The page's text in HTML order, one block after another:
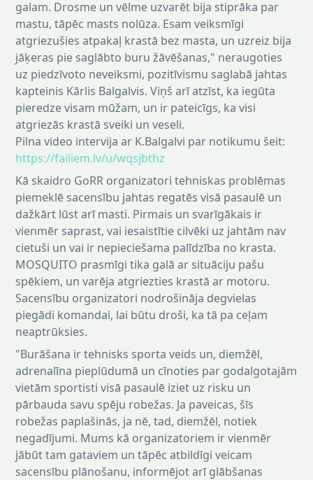
galam. Drosme un vēlme uzvarēt bija stiprāka par
mastu, tāpēc masts nolūza. Esam veiksmīgi
atgriezušies atpakaļ krastā bez masta, un uzreiz bija
jāķeras pie saglābto buru žāvēšanas," neraugoties
uz piedzīvoto neveiksmi, pozitīvismu saglabā jahtas
kapteinis Kārlis Balgalvis. Viņš arī atzīst, ka iegūta
pieredze visam mūžam, un ir pateicīgs, ka visi
atgriezās krastā sveiki un veseli.
Pilna video intervija ar K.Balgalvi par notikumu šeit:
https://failiem.lv/u/wqsjbthz
Kā skaidro GoRR organizatori tehniskas problēmas
piemeklē sacensību jahtas regatēs visā pasaulē un
dažkārt lūst arī masti. Pirmais un svarīgākais ir
vienmēr saprast, vai iesaistītie cilvēki uz jahtām nav
cietuši un vai ir nepieciešama palīdzība no krasta.
MOSQUITO prasmīgi tika galā ar situāciju pašu
spēkiem, un varēja atgriezties krastā ar motoru.
Sacensību organizatori nodrošināja degvielas
piegādi komandai, lai būtu droši, ka tā pa ceļam
neaptrūksies.
"Burāšana ir tehnisks sporta veids un, diemžēl,
adrenalīna pieplūdumā un cīnoties par godalgotajām
vietām sportisti visā pasaulē iziet uz risku un
pārbauda savu spēju robežas. Ja paveicas, šīs
robežas paplašinās, ja nē, tad, diemžēl, notiek
negadījumi. Mums kā organizatoriem ir vienmēr
jābūt tam gataviem un tāpēc atbildīgi veicam
sacensību plānošanu, informējot arī glābšanas